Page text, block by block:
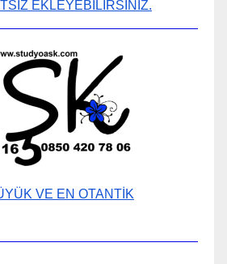
EKLEYEBİLİRSİNİZ.
VE EN OTANTİK